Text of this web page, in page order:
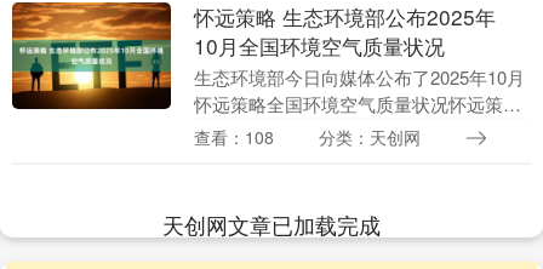
怀远策略 生态环境部公布2025年
10月全国环境空气质量状况
生态环境部今日向媒体公布了2025年10月
怀远策略全国环境空气质量状况怀远策
略。 空 气 质 量 总体情况 10月，全国339
查看：108 分类：天创网
天创网文章已加载完成